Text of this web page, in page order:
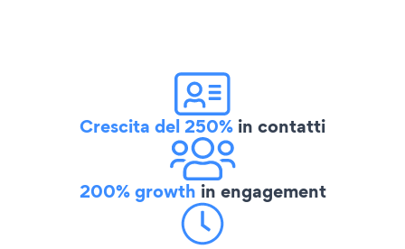
Crescita del 250% in contatti
200% growth in engagement